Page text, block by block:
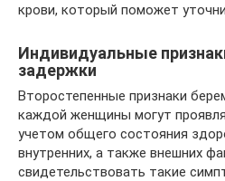
крови, который поможет
Индивидуальные
задержки
Второстепенные признаки
каждой женщины могут
учетом общего состояния
внутренних, а также внешних
свидетельствовать такие